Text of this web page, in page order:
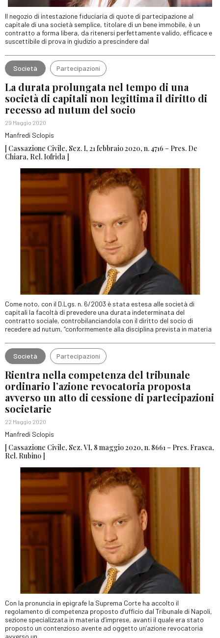
Il negozio di intestazione fiduciaria di quote di partecipazione al
capitale di una società semplice, titolare di un bene immobile, è un
contratto a forma libera, da ritenersi perfettamente valido, efficace e
suscettibile di prova in giudizio a prescindere dal
Società Partecipazioni
La durata prolungata nel tempo di una
società di capitali non legittima il diritto di
recesso ad nutum del socio
29 Maggio 2020
Manfredi Sclopis
[ Cassazione Civile, Sez. I, 21 febbraio 2020, n. 4716 – Pres. De
Chiara, Rel. Iofrida ]
Come noto, con il D.Lgs. n. 6/2003 è stata estesa alle società di
capitali la facoltà di prevedere una durata indeterminata del
contratto sociale, controbilanciandola con il diritto del socio di
recedere ad nutum, “conformemente alla disciplina prevista in materia
Società Partecipazioni
Rientra nella competenza del tribunale
ordinario l’azione revocatoria proposta
avverso un atto di cessione di partecipazioni
societarie
22 Maggio 2020
Manfredi Sclopis
[ Cassazione Civile, Sez. VI, 8 maggio 2020, n. 8661 – Pres. Frasca,
Rel. Rubino ]
Con la pronuncia in epigrafe la Suprema Corte ha accolto il
regolamento di competenza proposto d’ufficio dal Tribunale di Napoli,
sezione specializzata in materia d’imprese, avanti il quale era stato
proposto un contenzioso avente ad oggetto un’azione revocatoria
avverso un